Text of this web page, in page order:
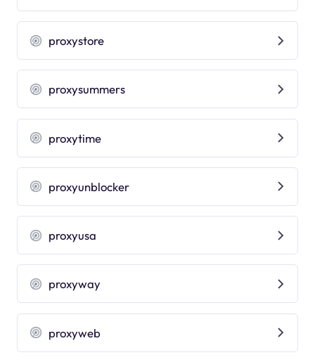
proxystore
proxysummers
proxytime
proxyunblocker
proxyusa
proxyway
proxyweb